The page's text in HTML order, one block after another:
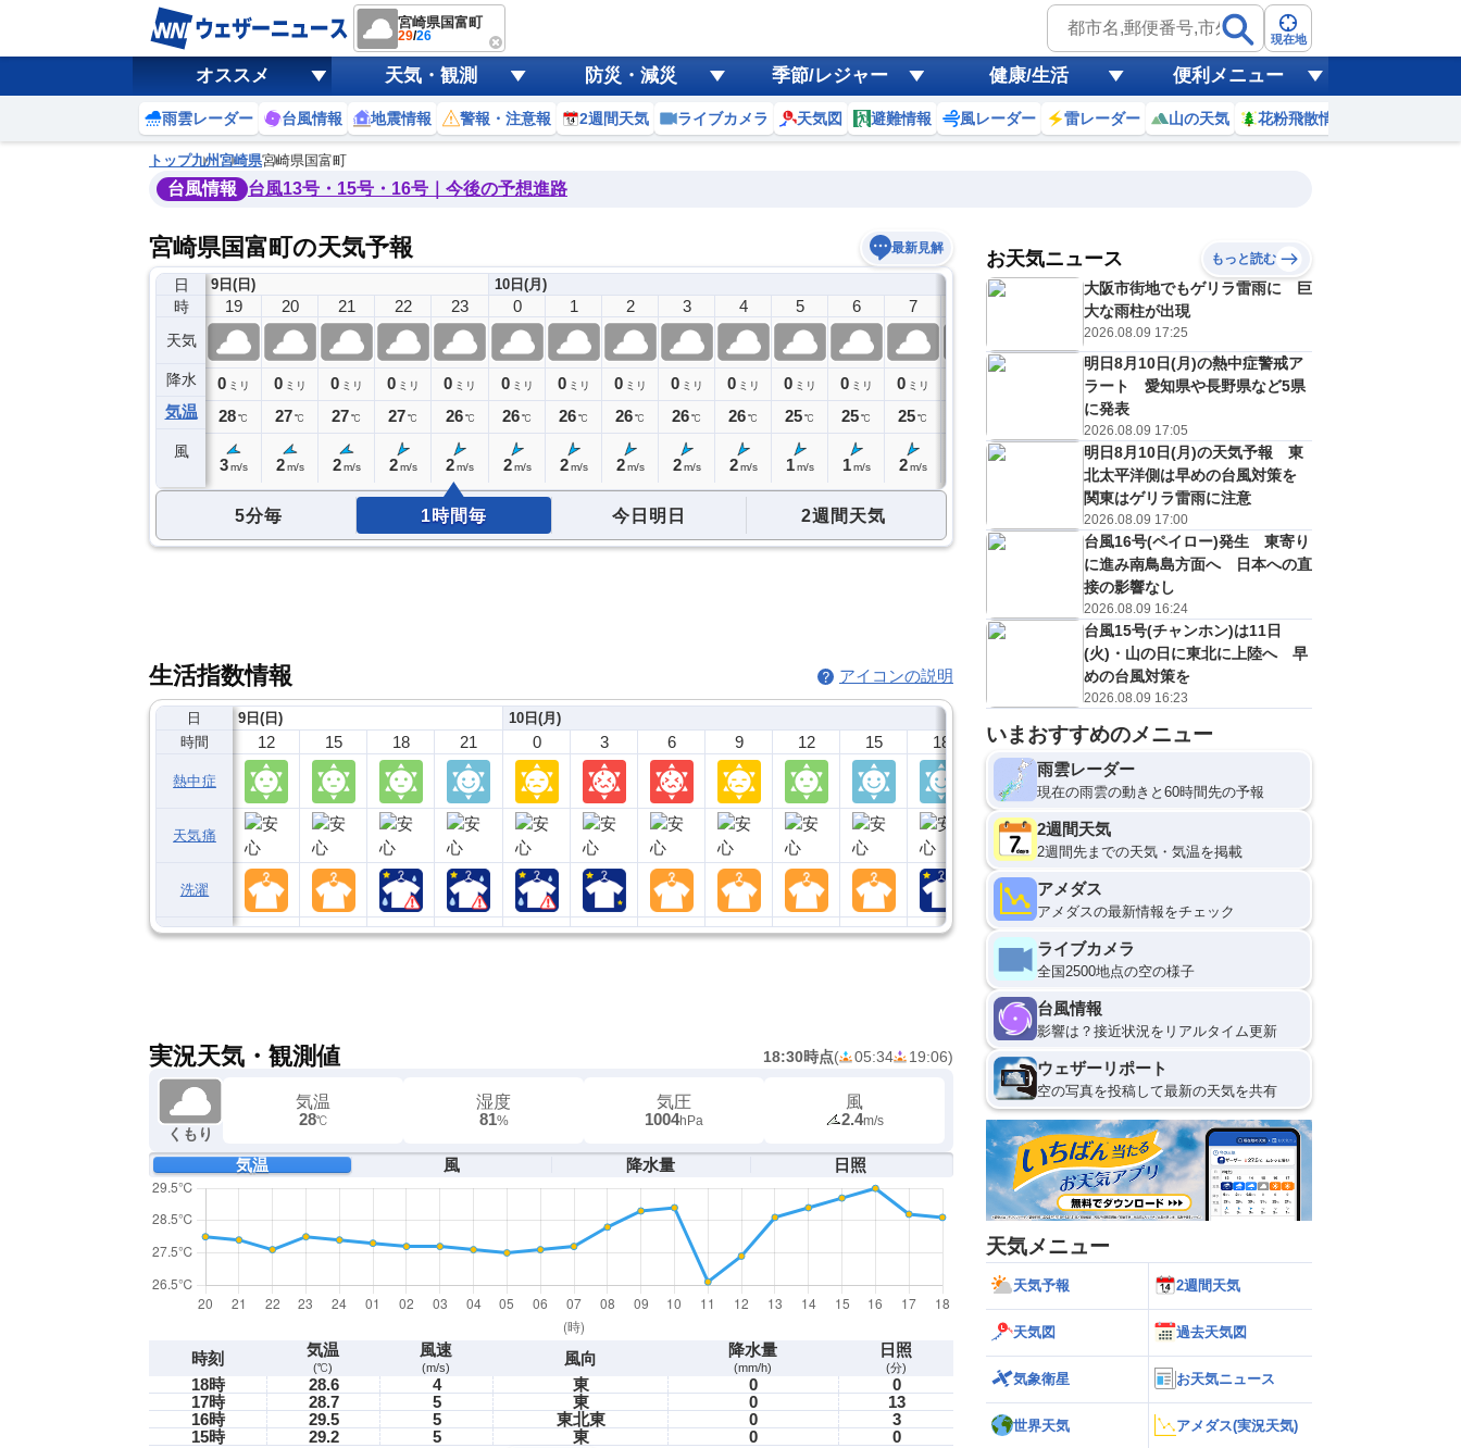
宮崎県国富町
29/26 現在地
オススメ 天気・観測 防災・減災 季節/レジャー 健康/生活 便利メニュー
雨雲レーダー 台風情報 地震情報 警報・注意報 2週間天気 ライブカメラ 天気図 避難情報 風レーダー 雷レーダー 山の天気 花粉飛散情報
トップ九州宮崎県宮崎県国富町
台風情報 台風13号・15号・16号｜今後の予想進路
宮崎県国富町の天気予報 最新見解
日
時
天気
降水
気温
風
9日(日)
18
0ミリ
28℃
19
0 ミリ
28℃
3 m/s
20
0 ミリ
27℃
2 m/s
21
0 ミリ
27℃
2 m/s
22
0 ミリ
27℃
2 m/s
23
0 ミリ
26 ℃
2m/s
10日(月)
0
0 ミリ
26℃
2 m/s
1
0 ミリ
26℃
2 m/s
2
0 ミリ
26℃
2 m/s
3
0 ミリ
26℃
2 m/s
4
0 ミリ
26℃
2 m/s
5
0 ミリ
25℃
1 m/s
6
0 ミリ
25℃
1 m/s
7
0 ミリ
25℃
2 m/s
10
ミリ
℃
m/s
11
0 ミリ
31
4 m/s
12
0ミリ
4 m/s
0ミリ
4m/s
0ミリ
4
5分毎 1時間毎 今日明日 2週間天気
生活指数情報 アイコンの説明
日
時間
熱中症
天気痛
洗濯
9日(日)
12 15 18 21
10日(月)
0 3 6 9 12 15 18 21 0
実況天気・観測値 18:30時点( 05:34 19:06)
くもり
気温
28℃
湿度
81%
気圧
1004hPa
風
2.4m/s
気温 風 降水量 日照
時刻 気温
(℃)
風速
(m/s) 風向 降水量
(mm/h)
日照
(分)
18時 28.6 4 東 0
0
17時
28.7 5 東 0
13
16時
29.5 5 東北東 0
3
15時
29.2 5 東 0 0
お天気ニュース もっと読む
大阪市街地でもゲリラ雷雨に 巨
大な雨柱が出現
2026.08.09 17:25
明日8月10日(月)の熱中症警戒ア
ラート 愛知県や長野県など5県
に発表
2026.08.09 17:05
明日8月10日(月)の天気予報 東
北太平洋側は早めの台風対策を
関東はゲリラ雷雨に注意
2026.08.09 17:00
台風16号(ペイロー)発生 東寄り
に進み南鳥島方面へ 日本への直
接の影響なし
2026.08.09 16:24
台風15号(チャンホン)は11日
(火)・山の日に東北に上陸へ 早
めの台風対策を
2026.08.09 16:23
いまおすすめのメニュー
雨雲レーダー
現在の雨雲の動きと60時間先の予報
2週間天気
2週間先までの天気・気温を掲載
アメダス
アメダスの最新情報をチェック
ライブカメラ
全国2500地点の空の様子
台風情報
影響は？接近状況をリアルタイム更新
ウェザーリポート
空の写真を投稿して最新の天気を共有
天気メニュー
天気予報 2週間天気
天気図 過去天気図
気象衛星 お天気ニュース
世界天気 アメダス(実況天気)